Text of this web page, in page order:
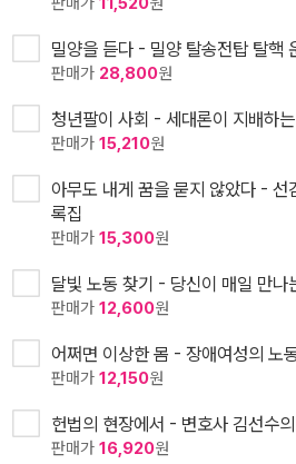
밀양을 듣다 - 밀양 탈송전탑 탈핵
판매가 28,800원
청년팔이 사회 - 세대론이 지배하
판매가 15,210원
아무도 내게 꿈을 묻지 않았다 - 선
록집
판매가 15,300원
달빛 노동 찾기 - 당신이 매일 만나
판매가 12,600원
어쩌면 이상한 몸 - 장애여성의 노
판매가 12,150원
헌법의 현장에서 - 변호사 김선수
판매가 16,920원